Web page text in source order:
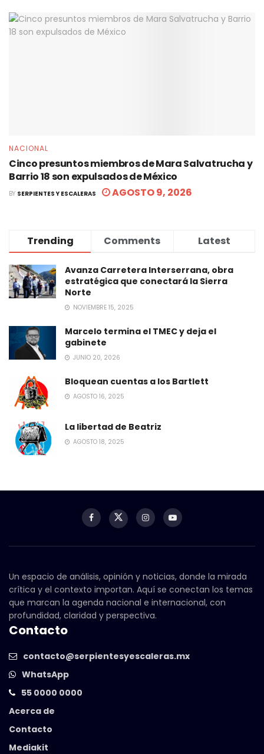
NACIONAL
Cinco presuntos miembros de Mara Salvatrucha y
Barrio 18 son expulsados de México
BY SERPIENTES Y ESCALERAS AGOSTO 9, 2026
Trending Comments Latest
Avanza Carretera Interserrana, obra
estratégica que conectará la Sierra
Norte
NOVIEMBRE 15, 2025
Marcelo termina el TMEC y deja el
gabinete
JUNIO 20, 2026
Bloquean cuentas a los Bartlett
AGOSTO 16, 2025
La libertad de Beatriz
AGOSTO 18, 2025
Un espacio de análisis, opinión y noticias, donde la mirada
crítica y el contexto importan. Aquí se conectan los temas
que marcan la agenda nacional e internacional, con
profundidad, claridad y perspectiva.
Contacto
contacto@serpientesyescaleras.mx
WhatsApp
55 0000 0000
Acerca de
Contacto
Mediakit